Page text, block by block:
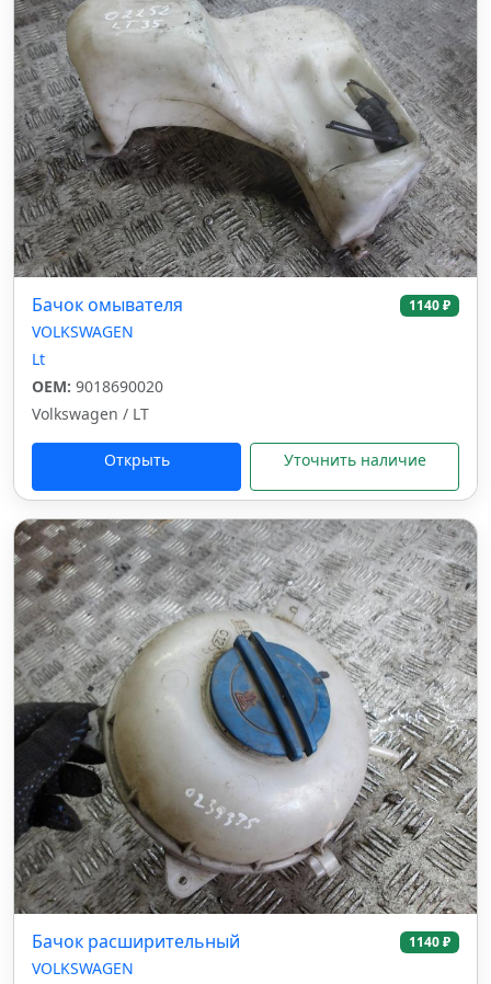
Бачок омывателя 1140 ₽
VOLKSWAGEN
Lt
OEM: 9018690020
Volkswagen / LT
Открыть Уточнить наличие
Бачок расширительный 1140 ₽
VOLKSWAGEN